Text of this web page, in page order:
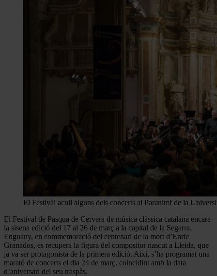
El Festival acull alguns dels concerts al Paranimf de la
El Festival de Pasqua de Cervera de música clàssica catalana encara
la sisena edició del 17 al 26 de març a la capital de la Segarra.
Enguany, en commemoració del centenari de la mort d’Enric
Granados, es recupera la figura del compositor nascut a Lleida, que
ja va ser protagonista de la primera edició. Així, s’ha programat una
marató de concerts el dia 24 de març, coincidint amb la data
d’aniversari del seu traspàs.